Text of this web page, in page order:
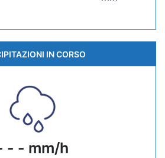
IN CORSO
- - mm/h